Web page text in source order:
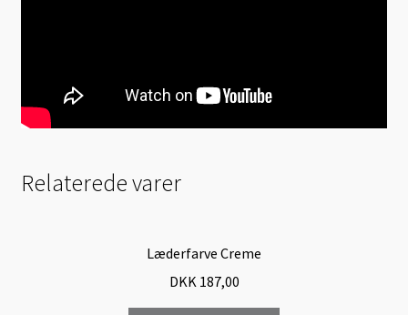
Relaterede varer
Læderfarve Creme
DKK 187,00